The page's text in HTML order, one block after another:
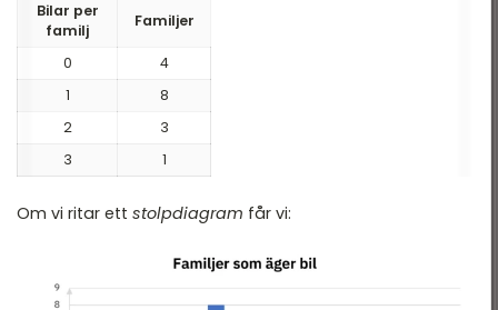
Bilar per
familj
Familjer
0
4
1
8
2
3
3
1
Om vi ritar ett stolpdiagram får vi: